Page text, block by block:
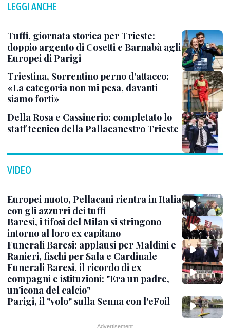
LEGGI ANCHE
Tuffi, giornata storica per Trieste:
doppio argento di Cosetti e Barnabà agli
Europei di Parigi
Triestina, Sorrentino perno d’attacco:
«La categoria non mi pesa, davanti
siamo forti»
Della Rosa e Cassinerio: completato lo
staff tecnico della Pallacanestro Trieste
VIDEO
Europei nuoto, Pellacani rientra in Italia
con gli azzurri dei tuffi
Baresi, i tifosi del Milan si stringono
intorno al loro ex capitano
Funerali Baresi: applausi per Maldini e
Ranieri, fischi per Sala e Cardinale
Funerali Baresi, il ricordo di ex
compagni e istituzioni: "Era un padre,
un'icona del calcio"
Parigi, il "volo" sulla Senna con l'eFoil